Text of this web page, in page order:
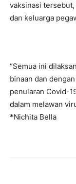
vaksinasi
dan keluarga
“Semua ini
binaan dan
penularan Covid-
dalam melawan
*Nichita Bella